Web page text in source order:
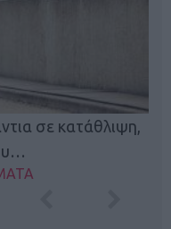
σε κατάθλιψη,